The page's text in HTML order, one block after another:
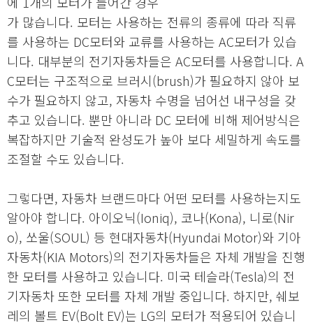
가 많습니다. 모터는 사용하는 전류의 종류에 따라 직류
를 사용하는 DC모터와 교류를 사용하는 AC모터가 있습
니다. 대부분의 전기자동차들은 AC모터를 사용합니다. A
C모터는 구조적으로 브러시(brush)가 필요하지 않아 보
수가 필요하지 않고, 자동차 수명을 넘어선 내구성을 갖
추고 있습니다. 뿐만 아니라 DC 모터에 비해 제어방식은
복잡하지만 기술적 완성도가 높아 보다 세밀하게 속도를
조절할 수도 있습니다.
그렇다면, 자동차 브랜드마다 어떤 모터를 사용하는지도
알아야 합니다. 아이오닉(Ioniq), 코나(Kona), 니로(Nir
o), 쏘울(SOUL) 등 현대자동차(Hyundai Motor)와 기아
자동차(KIA Motors)의 전기자동차들은 자체 개발을 진행
한 모터를 사용하고 있습니다. 미국 테슬라(Tesla)의 전
기자동차 또한 모터를 자체 개발 중입니다. 하지만, 쉐보
레의 볼트 EV(Bolt EV)는 LG의 모터가 적용되어 있습니